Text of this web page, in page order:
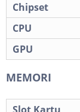
Chipset
CPU
GPU
MEMORI